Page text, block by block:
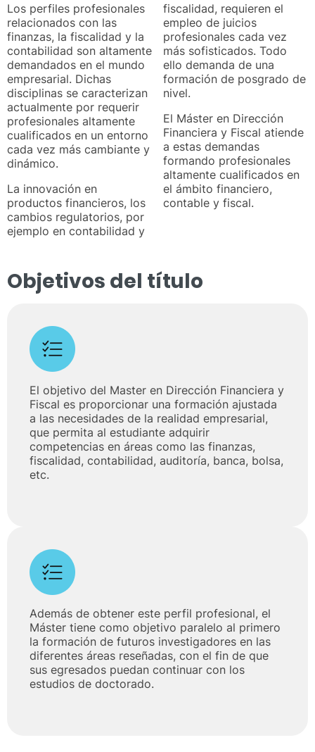
Los perfiles profesionales
relacionados con las
finanzas, la fiscalidad y la
contabilidad son altamente
demandados en el mundo
empresarial. Dichas
disciplinas se caracterizan
actualmente por requerir
profesionales altamente
cualificados en un entorno
cada vez más cambiante y
dinámico.
La innovación en
productos financieros, los
cambios regulatorios, por
ejemplo en contabilidad y
fiscalidad, requieren el
empleo de juicios
profesionales cada vez
más sofisticados. Todo
ello demanda de una
formación de posgrado de
nivel.
El Máster en Dirección
Financiera y Fiscal atiende
a estas demandas
formando profesionales
altamente cualificados en
el ámbito financiero,
contable y fiscal.
Objetivos del título
El objetivo del Master en Dirección Financiera y
Fiscal es proporcionar una formación ajustada
a las necesidades de la realidad empresarial,
que permita al estudiante adquirir
competencias en áreas como las finanzas,
fiscalidad, contabilidad, auditoría, banca, bolsa,
etc.
Además de obtener este perfil profesional, el
Máster tiene como objetivo paralelo al primero
la formación de futuros investigadores en las
diferentes áreas reseñadas, con el fin de que
sus egresados puedan continuar con los
estudios de doctorado.